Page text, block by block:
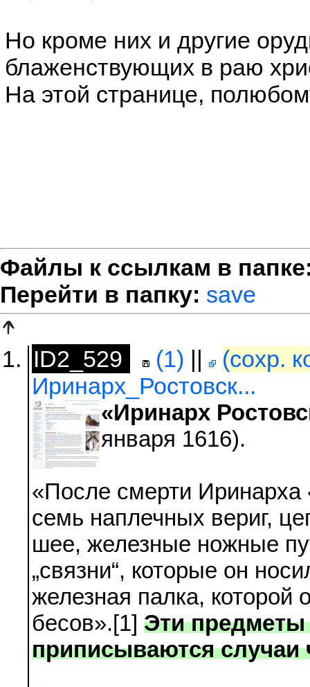
Но кроме них и другие
блаженствующих в раю
На этой странице,
Файлы к ссылкам в
Перейти в папку: save
ID2_529 (1) ||
(сохр.
Иринарх_Ростовск...
«Иринарх
января 1616).
«После смерти Иринарха
семь наплечных вериг,
шее, железные ножные
„связни“, которые он
железная палка, которой
бесов».[1] Эти предметы
приписываются случаи